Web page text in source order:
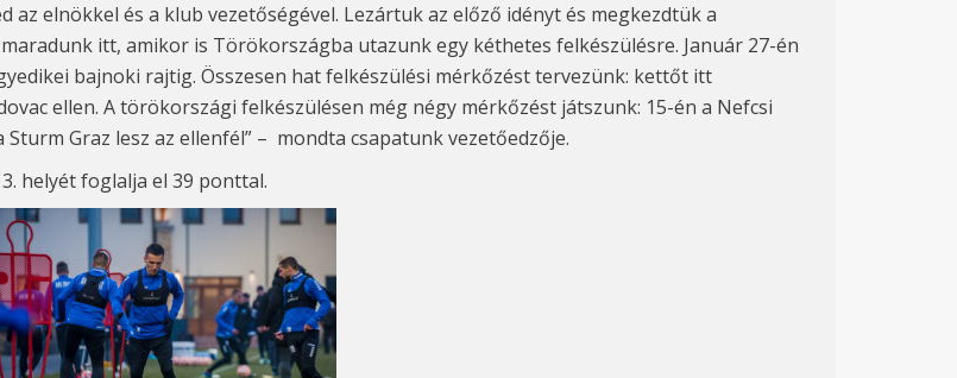
az elnökkel és a klub vezetőségével. Lezártuk az előző idényt és megkezdtük a
itt, amikor is Törökországba utazunk egy kéthetes felkészülésre. Január 27-én
bajnoki rajtig. Összesen hat felkészülési mérkőzést tervezünk: kettőt itt
ellen. A törökországi felkészülésen még négy mérkőzést játszunk: 15-én a Nefcsi
Graz lesz az ellenfél” – mondta csapatunk vezetőedzője.
helyét foglalja el 39 ponttal.